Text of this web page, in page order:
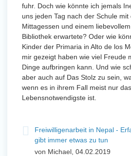
fuhr. Doch wie könnte ich jemals
uns jeden Tag nach der Schule mit
Mittagessen und einem
Bibliothek erwartete? Oder wie
Kinder der Primaria in Alto de los
mir gezeigt haben wie viel Freude
Dinge aufbringen kann. Und wie
aber auch auf Das Stolz zu sein,
wenn es in ihrem Fall meist nur das
Lebensnotwendigste ist.
Freiwilligenarbeit in Nepal -
gibt immer etwas zu tun
von Michael, 04.02.2019